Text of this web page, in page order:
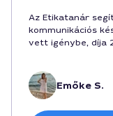
Az Etikatanár
kommunikációs
vett igénybe, díja
Emőke S.